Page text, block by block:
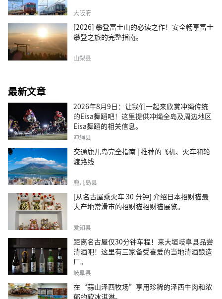
大阪府
[2026] 攀登富士山的必读之作！安全畅享富士
攀登之旅的完整指南。
山梨县
最新文章
2026年8月9日：让我们一起来欣赏冲绳传统
的Eisa舞蹈吧！这里提供冲绳全岛及周边地区
Eisa舞蹈的相关信息。
冲绳县
交通鹿儿岛完全指南 | 推荐的飞机、火车和轮
渡路线
鹿儿岛县
[从名古屋乘火车 30 分钟] 介绍日本招财猫最
大产地常滑市的招财猫招财猫展览。
爱知县
距离名古屋仅30分钟车程！来大垣岐阜县品尝
清酒吧！这里有三家备受喜爱的当地清酒酿造
厂。
岐阜县
在“蒜山泽西牧场”享用珍稀的泽西牛肉和浓
郁的软冰淇淋。